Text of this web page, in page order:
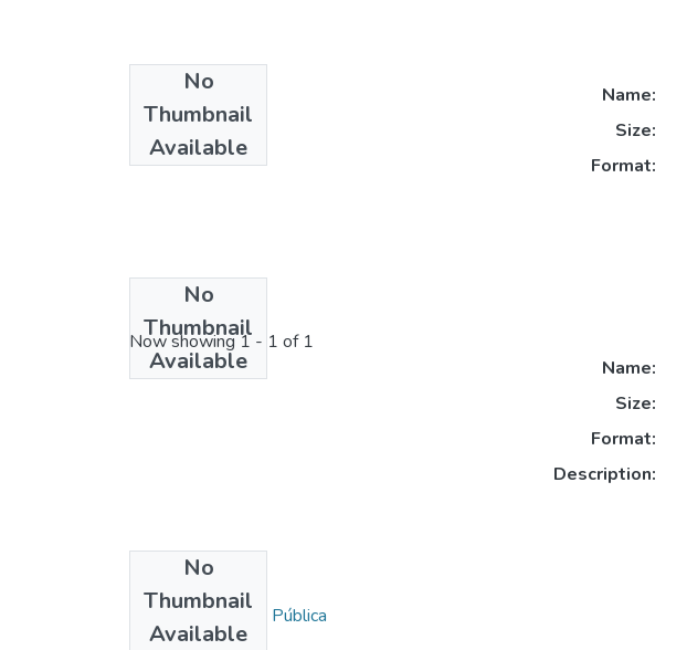
No
Thumbnail
Available
No
Thumbnail
Available
Name:
Size:
Format:
License bundle
Now showing1 - 1 of 1
No
Thumbnail
Available
Name:
Size:
Format:
Description:
Collections
Mención en: Salud Pública